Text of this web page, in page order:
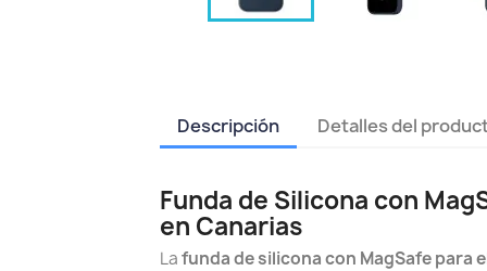
Descripción Detalles del
Funda de Silicona con
en Canarias
Lafunda de silicona con MagSafe para